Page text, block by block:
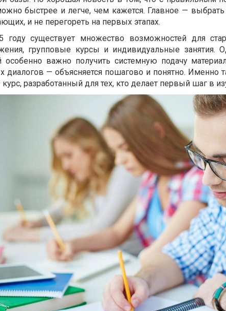
быстрее и легче, чем кажется. Главное —
и не перегореть на первых этапах.
году существует множество возможностей для
групповые курсы и индивидуальные занятия.
особенно важно получить системную подачу
диалогов — объясняется пошагово и понятно. Именно
разработанный для тех, кто делает первый шаг в